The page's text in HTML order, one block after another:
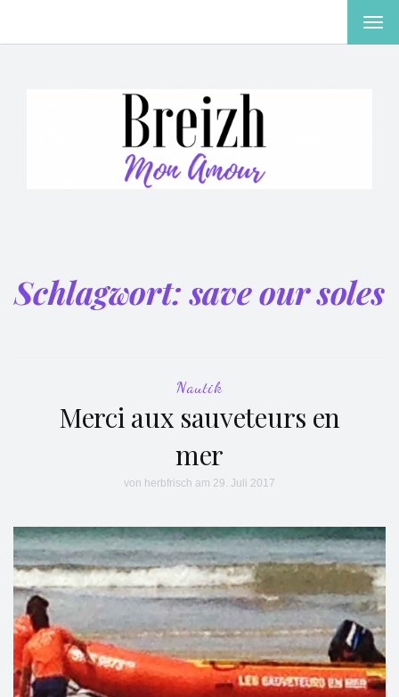
Schlagwort:save our soles
Nautik
Merci aux sauveteurs en
mer
von herbfrisch am 29. Juli 2017